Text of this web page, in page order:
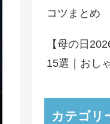
コツまとめ
【母の日
15選｜おし
カテゴリ